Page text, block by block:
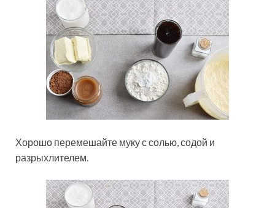
Хорошо перемешайте муку с солью, содой и
разрыхлителем.